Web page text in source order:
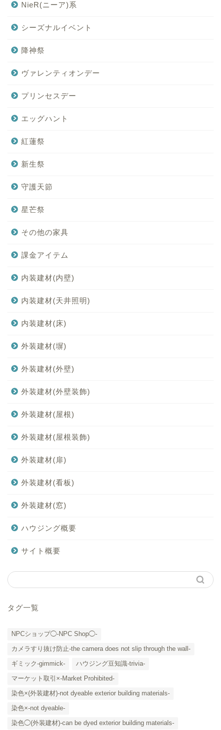
NieR(ニーア)系
シーズナルイベント
降神祭
ヴァレンティオンデー
プリンセスデー
エッグハント
紅蓮祭
新生祭
守護天節
星芒祭
その他の家具
課金アイテム
内装建材(内壁)
内装建材(天井照明)
内装建材(床)
外装建材(塀)
外装建材(外壁)
外装建材(外壁装飾)
外装建材(屋根)
外装建材(屋根装飾)
外装建材(扉)
外装建材(看板)
外装建材(窓)
ハウジング概要
サイト概要
タグ一覧
NPCショップ◯-NPC Shop◯-
カメラすり抜け防止-the camera does not slip through the wall-
ギミック-gimmick-
ハウジング豆知識-trivia-
マーケット取引×-Market Prohibited-
染色×(外装建材)-not dyeable exterior building materials-
染色×-not dyeable-
染色◯(外装建材)-can be dyed exterior building materials-
Category List-